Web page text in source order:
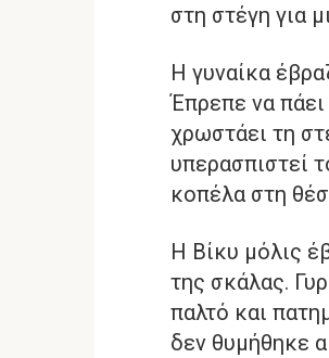
στη στέγη για
Η γυναίκα
Έπρεπε να
χρωστάει τη
υπερασπιστεί
κοπέλα στη
Η Βίκυ μόλις
της σκάλας.
παλτό και
δεν θυμήθηκε